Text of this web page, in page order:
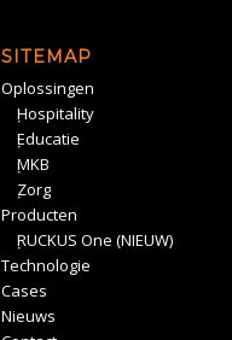
SITEMAP
Oplossingen
Hospitality
Educatie
MKB
Zorg
Producten
RUCKUS One (NIEUW)
Technologie
Cases
Nieuws